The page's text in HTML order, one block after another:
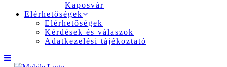
Kaposvár
Elérhetőségek
Elérhetőségek
Kérdések és válaszok
Adatkezelési tájékoztató